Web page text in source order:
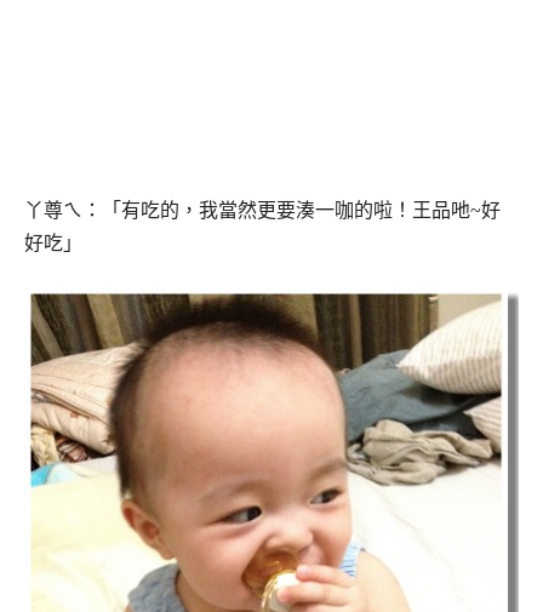
丫尊ㄟ：「有吃的，我當然更要湊一咖的啦！王品吔~好
好吃」